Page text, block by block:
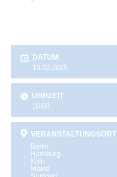
DATUM
18.02.2025
UHRZEIT
10:00
VERANSTALTUNGSORT
Berlin
Hamburg
Köln
Mainz